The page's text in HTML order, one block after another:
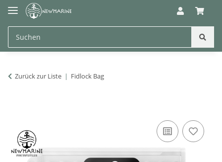
Zurück zur Liste Fidlock Bag